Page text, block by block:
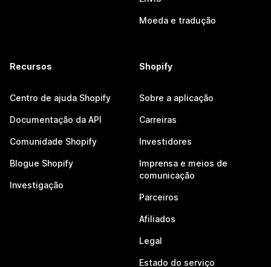
Moeda e tradução
Recursos
Centro de ajuda Shopify
Documentação da API
Comunidade Shopify
Blogue Shopify
Investigação
Shopify
Sobre a aplicação
Carreiras
Investidores
Imprensa e meios de
comunicação
Parceiros
Afiliados
Legal
Estado do serviço